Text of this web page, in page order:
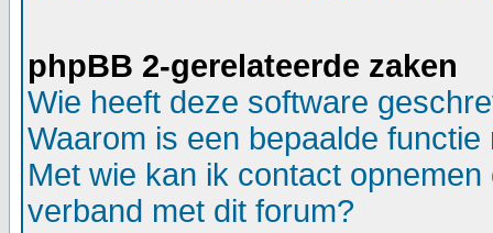
phpBB 2-gerelateerde zaken
Wie heeft deze software
Waarom is een bepaalde
Met wie kan ik contact
verband met dit forum?